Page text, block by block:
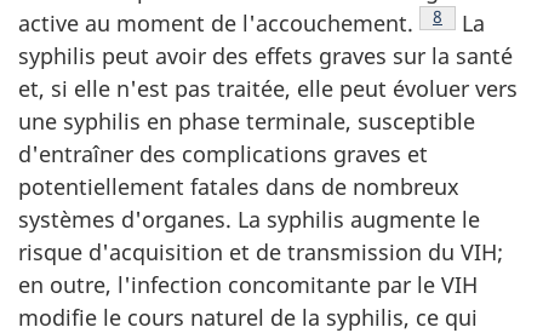
active au moment de l'accouchement.
Note de bas
8
La
syphilis peut avoir des effets graves sur la santé
et, si elle n'est pas traitée, elle peut évoluer vers
une syphilis en phase terminale, susceptible
d'entraîner des complications graves et
potentiellement fatales dans de nombreux
systèmes d'organes. La syphilis augmente le
risque d'acquisition et de transmission du VIH;
en outre, l'infection concomitante par le VIH
modifie le cours naturel de la syphilis, ce qui